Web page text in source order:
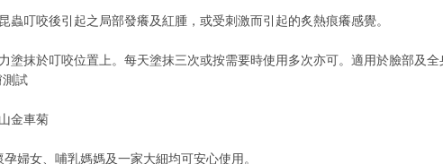
叮咬後引起之局部發癢及紅腫，或受刺激而引起的炙熱痕癢感覺。
塗抹於叮咬位置上。每天塗抹三次或按需要時使用多次亦可。適用於臉部及全
試
金車菊
婦女、哺乳媽媽及一家大細均可安心使用。